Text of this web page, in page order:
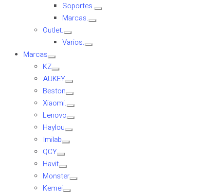
Soportes.
Marcas.
Outlet.
Varios.
Marcas
KZ
AUKEY
Beston
Xiaomi.
Lenovo
Haylou
Imilab
QCY
Havit
Monster
Kemei